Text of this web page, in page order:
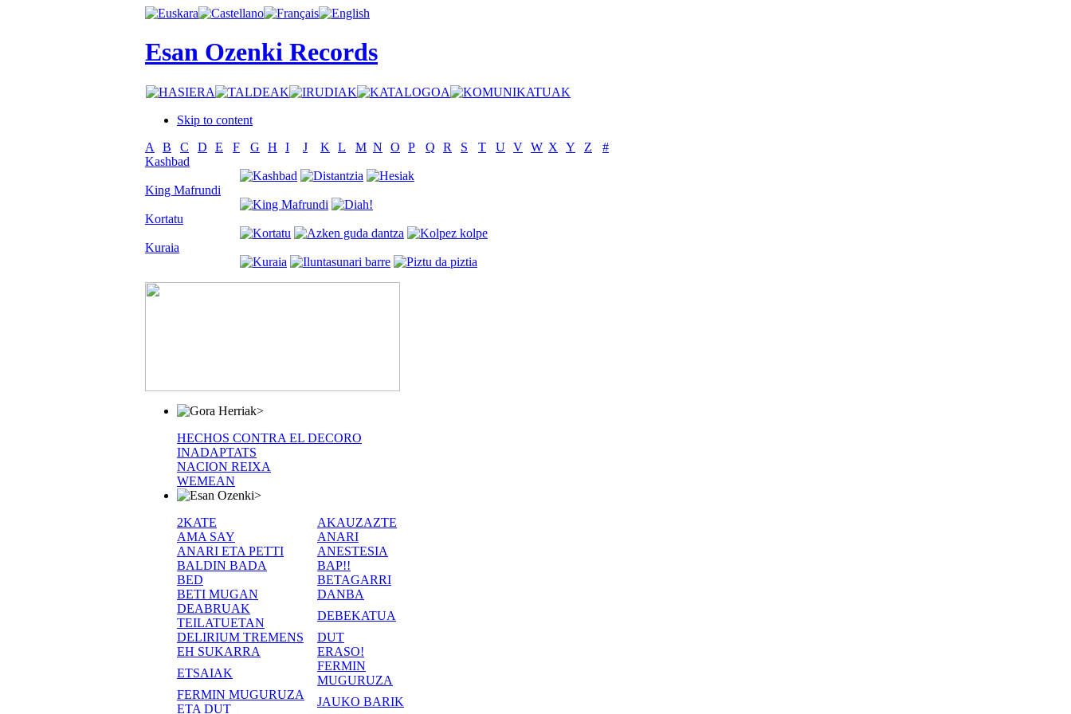
Esan Ozenki Records
Skip to content
A
B C D E F G H I J K L M N O P Q R S T U V W X Y Z
#
Kashbad
King Mafrundi
Kortatu
Kuraia
>
HECHOS CONTRA EL DECORO
INADAPTATS
NACION REIXA
WEMEAN
>
2KATE
AKAUZAZTE
AMA SAY
ANARI
ANARI ETA PETTI
ANESTESIA
BALDIN BADA
BAP!!
BED
BETAGARRI
BETI MUGAN
DANBA
DEABRUAK
TEILATUETAN
DEBEKATUA
DELIRIUM TREMENS
DUT
EH SUKARRA
ERASO!
ETSAIAK
FERMIN
MUGURUZA
FERMIN MUGURUZA
ETA DUT
JAUKO BARIK